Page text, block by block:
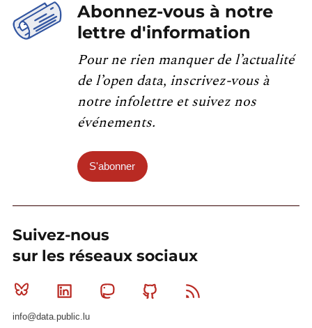
Abonnez-vous à notre
lettre d'information
Pour ne rien manquer de l’actualité
de l’open data, inscrivez-vous à
notre infolettre et suivez nos
événements.
S'abonner
Suivez-nous
sur les réseaux sociaux
Bluesky Linkedin MastodonGithub
info@data.public.lu